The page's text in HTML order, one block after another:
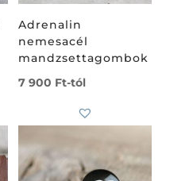
Adrenalin
nemesacél
mandzsettagombok
7 900 Ft-tól